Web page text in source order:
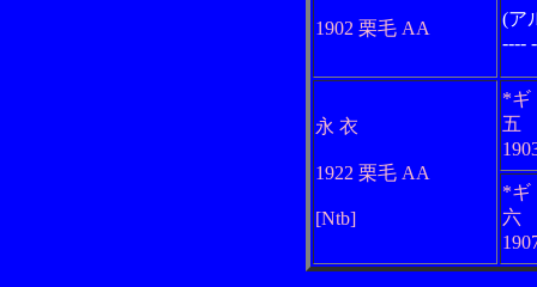
1902 栗毛 AA
(ア
----
永 衣
1922 栗毛 AA
[Ntb]
*ギ
五
*ギ
六